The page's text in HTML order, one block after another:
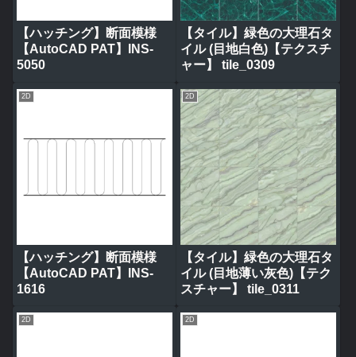
【ハッチング】断面模様
【AutoCAD PAT】INS-
5050
【タイル】緑色の大理石タ
イル (目地白色)【テクスチ
ャー】 tile_0309
2D
【ハッチング】断面模様
【AutoCAD PAT】INS-
1616
2D
【タイル】緑色の大理石タ
イル (目地薄い灰色)【テク
スチャー】 tile_0311
2D 2D